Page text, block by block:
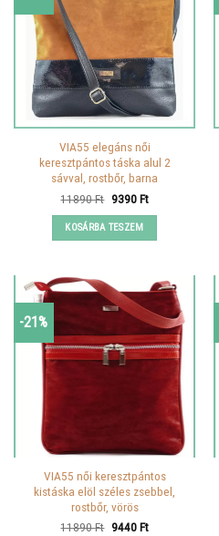
VIA55 elegáns női
keresztpántos táska alul 2
sávval, rostbőr, barna
11890Ft Original
was:
11890 Ft.
9390FtCurrent
KOSÁRBA TESZEM
-21%
VIA55 női keresztpántos
kistáska elöl széles zsebbel,
rostbőr, vörös
11890Ft Original
9440FtCurrent